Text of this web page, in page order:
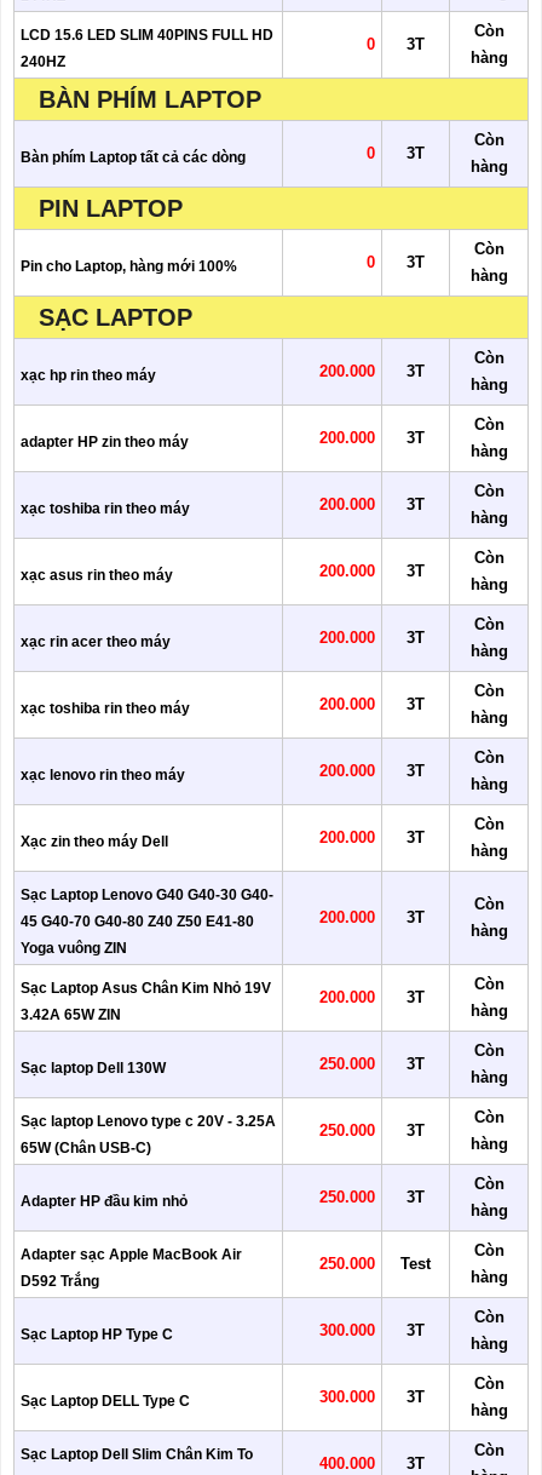
LCD 15.6 LED SLIM 40PINS FULL HD
240HZ
0 3T
Còn
hàng
BÀN PHÍM LAPTOP
Bàn phím Laptop tất cả các dòng 0 3T
Còn
hàng
PIN LAPTOP
Pin cho Laptop, hàng mới 100% 0 3T
Còn
hàng
SẠC LAPTOP
xạc hp rin theo máy 200.000 3T
Còn
hàng
adapter HP zin theo máy 200.000 3T
Còn
hàng
xạc toshiba rin theo máy 200.000 3T
Còn
hàng
xạc asus rin theo máy 200.000 3T
Còn
hàng
xạc rin acer theo máy 200.000 3T
Còn
hàng
xạc toshiba rin theo máy 200.000 3T
Còn
hàng
xạc lenovo rin theo máy 200.000 3T
Còn
hàng
Xạc zin theo máy Dell 200.000 3T
Còn
hàng
Sạc Laptop Lenovo G40 G40-30 G40-
45 G40-70 G40-80 Z40 Z50 E41-80
Yoga vuông ZIN
200.000 3T
Còn
hàng
Sạc Laptop Asus Chân Kim Nhỏ 19V
3.42A 65W ZIN
200.000 3T
Còn
hàng
Sạc laptop Dell 130W 250.000 3T
Còn
hàng
Sạc laptop Lenovo type c 20V - 3.25A
65W (Chân USB-C)
250.000 3T
Còn
hàng
Adapter HP đầu kim nhỏ 250.000 3T
Còn
hàng
Adapter sạc Apple MacBook Air
D592 Trắng
250.000 Test
Còn
hàng
Sạc Laptop HP Type C 300.000 3T
Còn
hàng
Sạc Laptop DELL Type C 300.000 3T
Còn
hàng
Sạc Laptop Dell Slim Chân Kim To
400.000 3T
Còn